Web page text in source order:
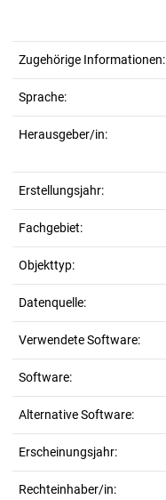
Zugehörige Informationen:
Sprache:
Herausgeber/in:
Erstellungsjahr:
Fachgebiet:
Objekttyp:
Datenquelle:
Verwendete Software:
Software:
Alternative Software:
Erscheinungsjahr:
Rechteinhaber/in: